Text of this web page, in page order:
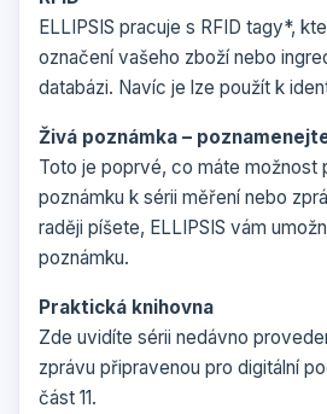
ELLIPSIS pracuje s RFID tagy*,
označení vašeho zboží nebo
databázi. Navíc je lze použít k
Živá poznámka –
Toto je poprvé, co máte možnost
poznámku k sérii měření nebo
raději píšete, ELLIPSIS vám
poznámku.
Praktická knihovna
Zde uvidíte sérii nedávno
zprávu připravenou pro digitální
část 11.